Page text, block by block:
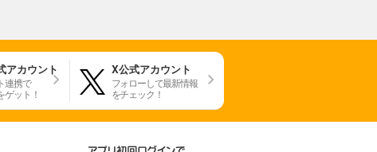
アカウント
連携で
ゲット！
X公式アカウント
フォローして最新情報
をチェック！